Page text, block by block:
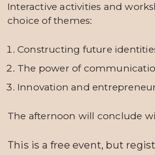
Interactive activities and
choice of themes:
Constructing future
The power of
Innovation and
The afternoon will conclude
This is a free event, but